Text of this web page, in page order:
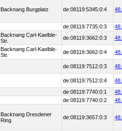
Backnang Burgplatz de:08119:5345:0:4
de:08119:7735:0:3
Backnang Carl-Kaelble-
Str.
de:08119:3662:0:3
Backnang Carl-Kaelble-
Str.
de:08119:3662:0:4
de:08119:7512:0:3
de:08119:7512:0:4
de:08119:7740:0:1
de:08119:7740:0:2
Backnang Dresdener
Ring
de:08119:3657:0:3